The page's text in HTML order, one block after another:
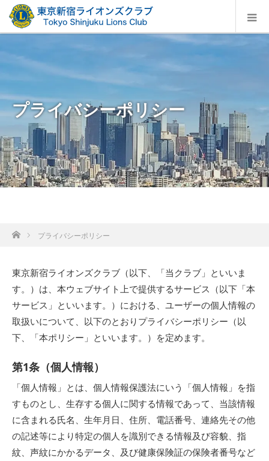
プライバシーポリシー
ホームプライバシーポリシー
東京新宿ライオンズクラブ（以下、「当クラブ」といいま
す。）は、本ウェブサイト上で提供するサービス（以下「本
サービス」といいます。）における、ユーザーの個人情報の
取扱いについて、以下のとおりプライバシーポリシー（以
下、「本ポリシー」といいます。）を定めます。
第1条（個人情報）
「個人情報」とは、個人情報保護法にいう「個人情報」を指
すものとし、生存する個人に関する情報であって、当該情報
に含まれる氏名、生年月日、住所、電話番号、連絡先その他
の記述等により特定の個人を識別できる情報及び容貌、指
紋、声紋にかかるデータ、及び健康保険証の保険者番号など